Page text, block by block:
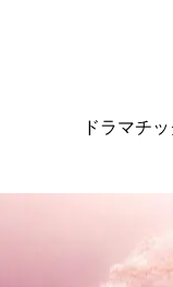
ドラマチ